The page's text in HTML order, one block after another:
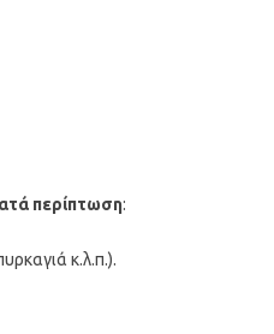
περίπτωση:
κ.λ.π.).